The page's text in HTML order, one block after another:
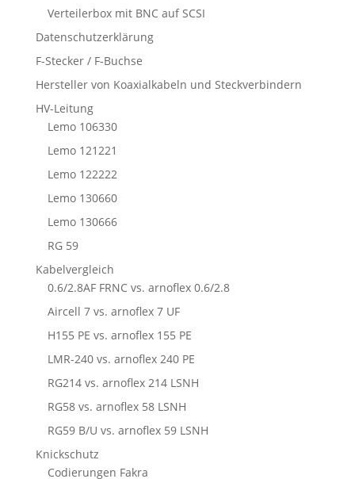
Verteilerbox mit BNC auf SCSI
Datenschutzerklärung
F-Stecker / F-Buchse
Hersteller von Koaxialkabeln und Steckverbindern
HV-Leitung
Lemo 106330
Lemo 121221
Lemo 122222
Lemo 130660
Lemo 130666
RG 59
Kabelvergleich
0.6/2.8AF FRNC vs. arnoflex 0.6/2.8
Aircell 7 vs. arnoflex 7 UF
H155 PE vs. arnoflex 155 PE
LMR-240 vs. arnoflex 240 PE
RG214 vs. arnoflex 214 LSNH
RG58 vs. arnoflex 58 LSNH
RG59 B/U vs. arnoflex 59 LSNH
Knickschutz
Codierungen Fakra